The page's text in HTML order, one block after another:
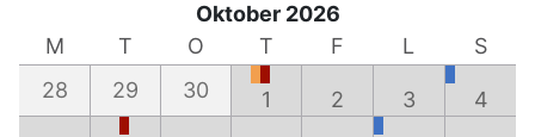
Oktober 2026
M
T O T F L
S
28
29 30 1 2 3 4